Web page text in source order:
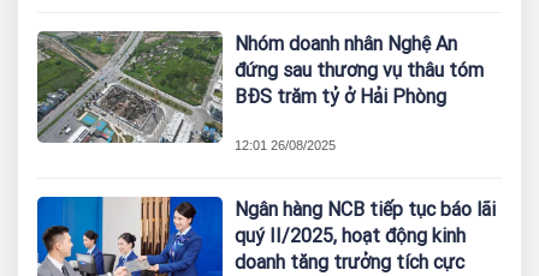
Nhóm doanh nhân Nghệ An
đứng sau thương vụ thâu tóm
BĐS trăm tỷ ở Hải Phòng
12:01 26/08/2025
Ngân hàng NCB tiếp tục báo lãi
quý II/2025, hoạt động kinh
doanh tăng trưởng tích cực